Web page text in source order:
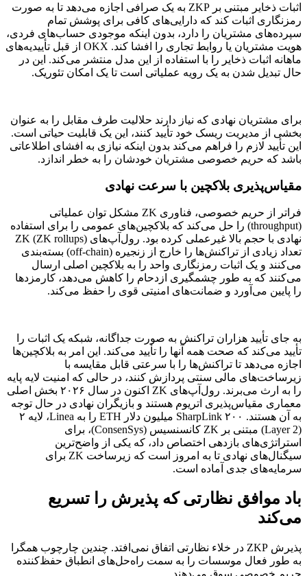
اثبات ذخایر مبتنی بر ZKP به یک صرافی اجازه می‌دهد تا به صورت
رمزنگاری اثبات کند که دارایی‌های کافی برای پوشش تمام
سپرده‌های مشتریان را دارد، بدون اینکه موجودی حساب‌های فردی،
هویت مشتریان یا روابط تجاری را افشا کند. OKX از قبل تأییدیه‌های
ماهانه اثبات ذخایر را با استفاده از این مدل منتشر می‌کند. این در
حال تبدیل شدن به یک رویه عملیاتی است تا یک امکان تئوریک.
برای مشتریان نهادی که نیاز دارند حلالیت طرف مقابل را به عنوان
بخشی از مدیریت ریسک خود تأیید کنند، این یک قابلیت حیاتی است.
این تأیید لازم را فراهم می‌کند بدون اینکه نیازی به افشای اطلاعاتی
باشد که حریم خصوصی مشتریان خودشان را به خطر اندازد.
مقیاس‌پذیری بلاکچین با سرعت نهادی
فراتر از حریم خصوصی، فناوری ZK مشکل توان عملیاتی
(throughput) را حل می‌کند که بلاکچین‌های عمومی را برای استفاده
نهادی با حجم بالا غیرعملی کرده بود. رول‌آپ‌های ZK (ZK rollups)
تعداد زیادی از تراکنش‌ها را خارج از زنجیره (off-chain) بسته‌بندی
می‌کنند و یک اثبات رمزنگاری واحد را به بلاکچین اصلی ارسال
می‌کنند که به طور چشمگیری ازدحام را کاهش می‌دهد، کارمزدها
را پایین می‌آورد و ضمانت‌های امنیتی قوی را حفظ می‌کند.
به جای تأیید هزاران تراکنش به صورت جداگانه، شبکه یک اثبات را
تأیید می‌کند که صحت همه آنها را تأیید می‌کند. این امر به بلاکچین‌ها
اجازه می‌دهد تا تراکنش‌ها را با سرعتی قابل مقایسه با
زیرساخت‌های مالی سنتی پردازش کنند، در حالی که امنیت لایه پایه
را به ارث می‌برند. رول‌آپ‌های ZK اکنون در سال ۲۰۲۶ بخش اصلی
معماری مقیاس‌پذیری اتریوم هستند و بازیگران نهادی در حال توجه
به آن هستند. SharpLink ۲۰۰ میلیون دلار ETH را به Linea، لایه ۲
(Layer 2) مبتنی بر ZK کانسنسیس (ConsenSys)، برای
استراتژی‌های بازدهی اختصاص داد، که یکی از واضح‌ترین
سیگنال‌های نهادی تا به امروز است که زیرساخت ZK برای
سرمایه‌های جدی آماده است.
باد موافق نظارتی که پذیرش را تسریع
می‌کند
پذیرش ZKP در خلاء نظارتی اتفاق نمی‌افتد. چندین چارچوب همگرا
به طور فعال موسسات را به سمت راه‌حل‌های انطباق حفظ‌کننده
حریم خصوصی سوق می‌دهند.